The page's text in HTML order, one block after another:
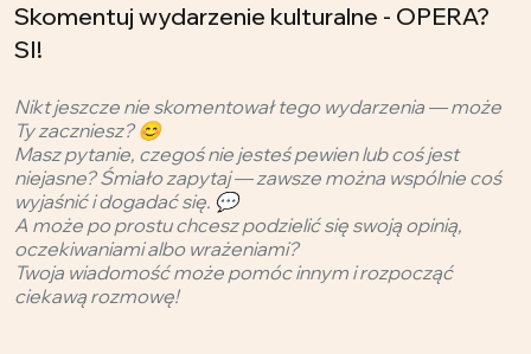
Skomentuj wydarzenie kulturalne - OPERA?
SI!
Nikt jeszcze nie skomentował tego wydarzenia — może
Ty zaczniesz? 😊
Masz pytanie, czegoś nie jesteś pewien lub coś jest
niejasne? Śmiało zapytaj — zawsze można wspólnie coś
wyjaśnić i dogadać się. 💬
A może po prostu chcesz podzielić się swoją opinią,
oczekiwaniami albo wrażeniami?
Twoja wiadomość może pomóc innym i rozpocząć
ciekawą rozmowę!